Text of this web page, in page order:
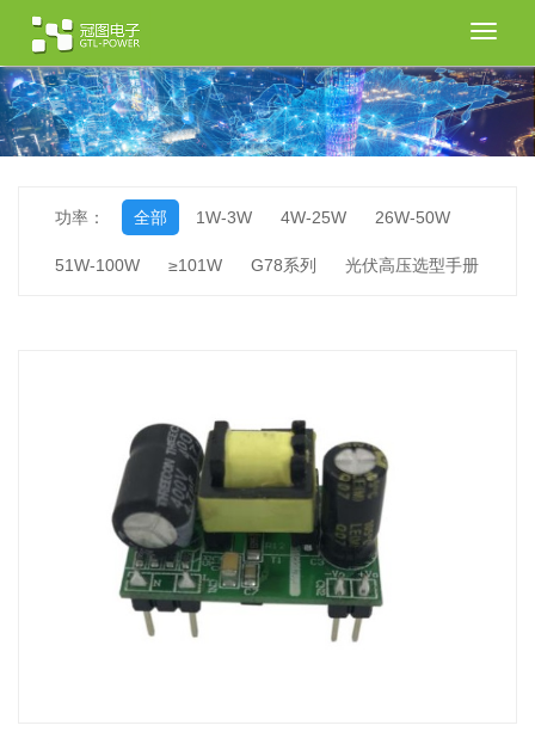
切
导
航
功率： 全部 1W-3W 4W-25W 26W-50W
51W-100W ≥101W G78系列 光伏高压选型手册